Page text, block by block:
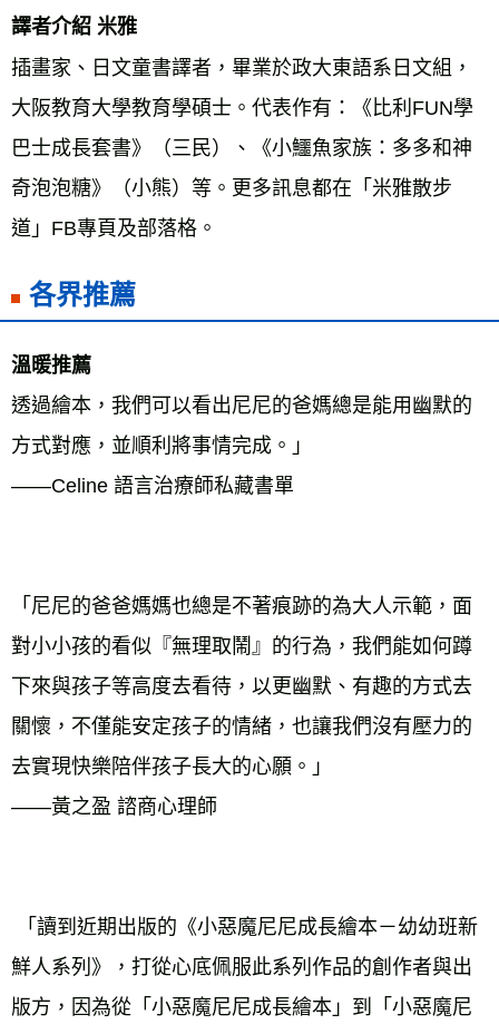
譯者介紹 米雅
插畫家、日文童書譯者，畢業於政大東語系日文組，
大阪教育大學教育學碩士。代表作有：《比利FUN學
巴士成長套書》（三民）、《小鱷魚家族：多多和神
奇泡泡糖》（小熊）等。更多訊息都在「米雅散步
道」FB專頁及部落格。
各界推薦
溫暖推薦
透過繪本，我們可以看出尼尼的爸媽總是能用幽默的
方式對應，並順利將事情完成。」
——Celine 語言治療師私藏書單
「尼尼的爸爸媽媽也總是不著痕跡的為大人示範，面
對小小孩的看似『無理取鬧』的行為，我們能如何蹲
下來與孩子等高度去看待，以更幽默、有趣的方式去
關懷，不僅能安定孩子的情緒，也讓我們沒有壓力的
去實現快樂陪伴孩子長大的心願。」
——黃之盈 諮商心理師
鮮人系列》，打從心底佩服此系列作品的創作者與出
版方，因為從「小惡魔尼尼成長繪本」到「小惡魔尼